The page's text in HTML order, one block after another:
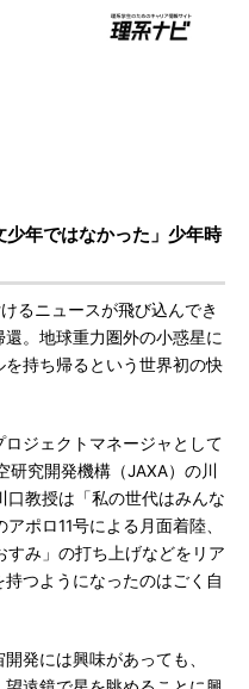
年ではなかった」少年時
るニュースが飛び込んでき
。地球重力圏外の小惑星に
持ち帰るという世界初の快
ジェクトマネージャとして
究開発機構（JAXA）の川
口教授は「私の世代はみんな
ポロ11号による月面着陸、
み」の打ち上げなどをリア
つようになったのはごく自
発には興味があっても、